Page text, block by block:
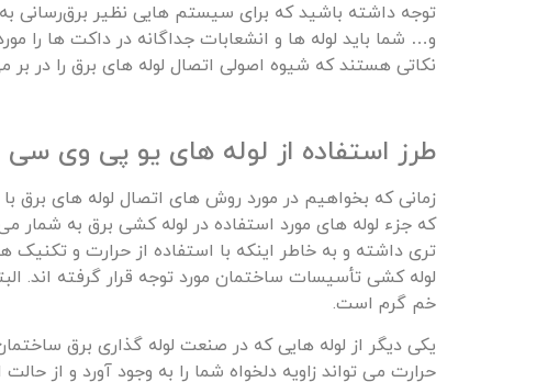
توجه داشته باشید که برای سیستم هایی نظیر برق‌رسانی
و… شما باید لوله ها و انشعابات جداگانه در داکت ها را
نکاتی هستند که شیوه اصولی اتصال لوله های برق را در بر
طرز استفاده از لوله های یو پی وی
زمانی که بخواهیم در مورد روش های اتصال لوله های
که جزء لوله های مورد استفاده در لوله کشی برق به شمار
تری داشته و به خاطر اینکه با استفاده از حرارت و تکنیک
لوله کشی تأسیسات ساختمان مورد توجه قرار گرفته اند.
خم گرم است.
یکی دیگر از لوله هایی که در صنعت لوله گذاری برق
حرارت می تواند زاویه دلخواه شما را به وجود آورد و از